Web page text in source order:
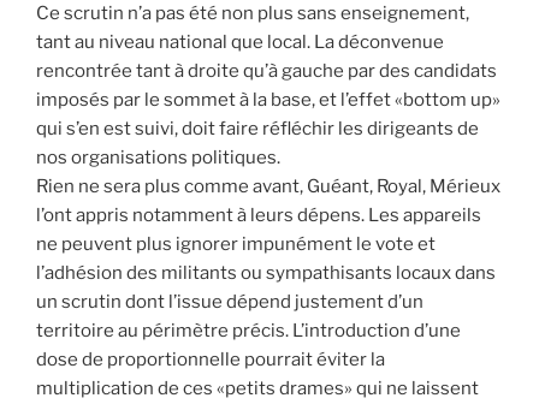
Ce scrutin n’a pas été non plus sans enseignement,
tant au niveau national que local. La déconvenue
rencontrée tant à droite qu’à gauche par des candidats
imposés par le sommet à la base, et l’effet «bottom up»
qui s’en est suivi, doit faire réfléchir les dirigeants de
nos organisations politiques.
Rien ne sera plus comme avant, Guéant, Royal, Mérieux
l’ont appris notamment à leurs dépens. Les appareils
ne peuvent plus ignorer impunément le vote et
l’adhésion des militants ou sympathisants locaux dans
un scrutin dont l’issue dépend justement d’un
territoire au périmètre précis. L’introduction d’une
dose de proportionnelle pourrait éviter la
multiplication de ces «petits drames» qui ne laissent